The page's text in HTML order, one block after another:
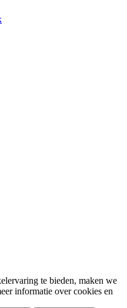
te bieden, maken we
informatie over cookies en